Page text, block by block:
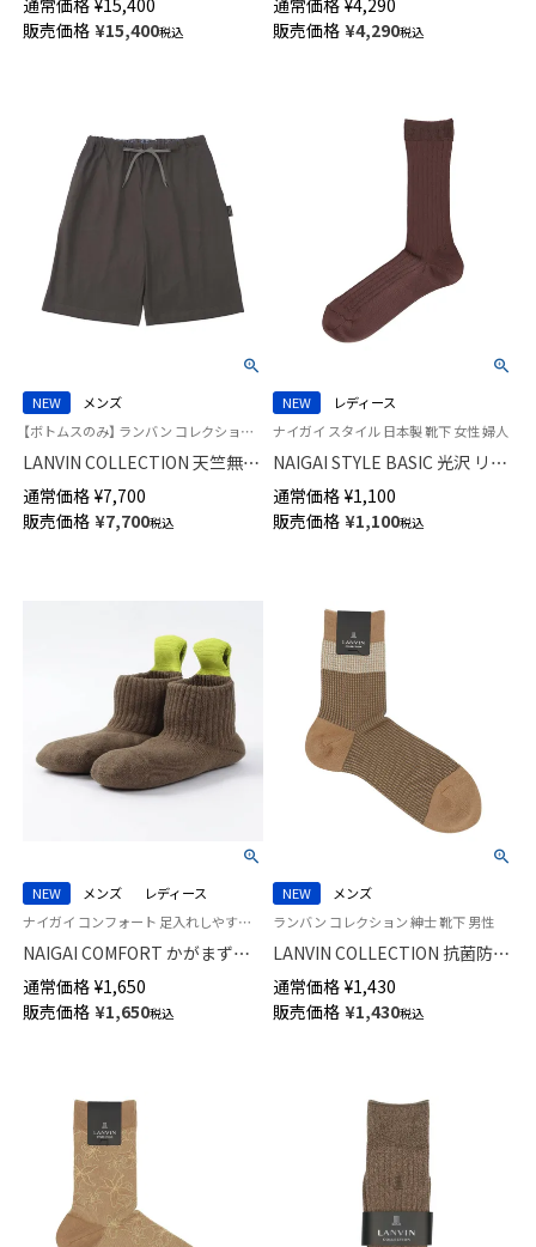
ット 【M Lサイズ】 半袖 長丈パン
ツ 前開き メンズ 54462010
通常価格 ¥15,400
販売価格 ¥15,400税込
クサーパンツ 【S/M/L/XL】 前閉
じ EUサイズ メンズ 54066692
通常価格 ¥4,290
販売価格 ¥4,290税込
NEW
メンズ
【ボトムスのみ】 ランバン コレクション 半ズボン 男性 部屋着 紳士 ラウンジウェア
LANVIN COLLECTION 天竺無地
アロハ 5分丈 ハーフパンツ 【M L
サイズ】 スウェットパンツ ラウ
ンジウェア メンズ 54466012
通常価格 ¥7,700
販売価格 ¥7,700税込
NEW
レディース
ナイガイ スタイル 日本製 靴下 女性 婦人
NAIGAI STYLE BASIC 光沢 リブ
クルー丈 レディース ソックス
日本製 03097220
通常価格 ¥1,100
販売価格 ¥1,100税込
NEW メンズ
レディース
ナイガイ コンフォート 足入れしやすく ラクラク着脱 自立する靴下 着脱スムーズ
NAIGAI COMFORT かがまず履
ける ループ付き らくらく着脱
ルームソックス 足底ふわふわパ
イル レディース メンズ
通常価格 ¥1,650
販売価格 ¥1,650税込
NEW
メンズ
ランバン コレクション 紳士 靴下 男性
LANVIN COLLECTION 抗菌防臭
千鳥格子切替 Hiゲージ ミドル
丈 カジュアル ソックス メンズ
02412145
通常価格 ¥1,430
販売価格 ¥1,430税込